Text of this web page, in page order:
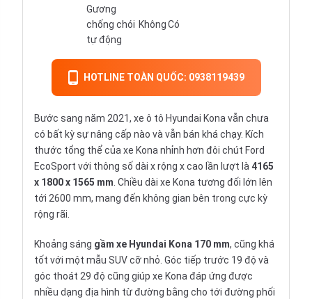
Gương
chống chói
tự động
KhôngCó
HOTLINE TOÀN QUỐC: 0938119439
Bước sang năm 2021, xe ô tô Hyundai Kona vẫn chưa
có bất kỳ sự nâng cấp nào và vẫn bán khá chạy. Kích
thước tổng thể của xe Kona nhỉnh hơn đôi chút Ford
EcoSport với thông số dài x rộng x cao lần lượt là 4165
x 1800 x 1565 mm. Chiều dài xe Kona tương đối lớn lên
tới 2600 mm, mang đến không gian bên trong cực kỳ
rộng rãi.
Khoảng sáng gầm xe Hyundai Kona 170 mm, cũng khá
tốt với một mẫu SUV cỡ nhỏ. Góc tiếp trước 19 độ và
góc thoát 29 độ cũng giúp xe Kona đáp ứng được
nhiều dạng địa hình từ đường bằng cho tới đường phối